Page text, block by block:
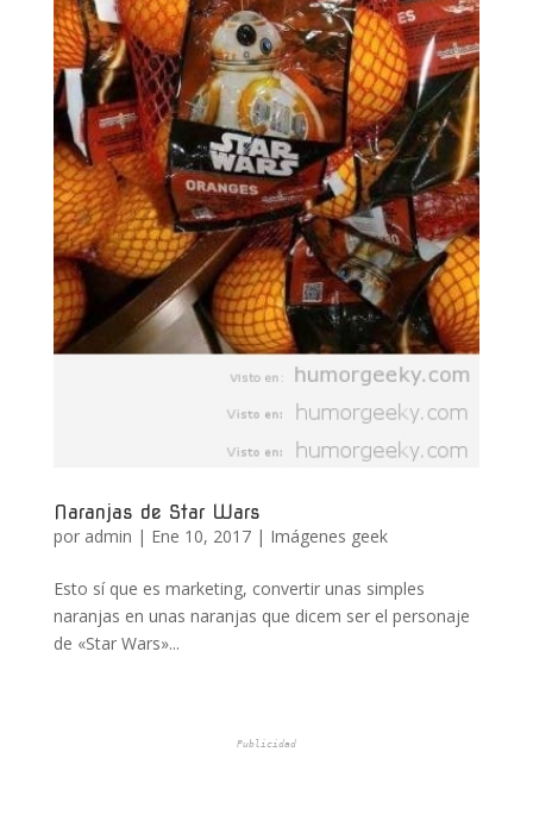
Naranjas de Star Wars
por admin | Ene 10, 2017| Imágenes geek
Esto sí que es marketing, convertir unas simples
naranjas en unas naranjas que dicem ser el personaje
de «Star Wars»...
Publicidad